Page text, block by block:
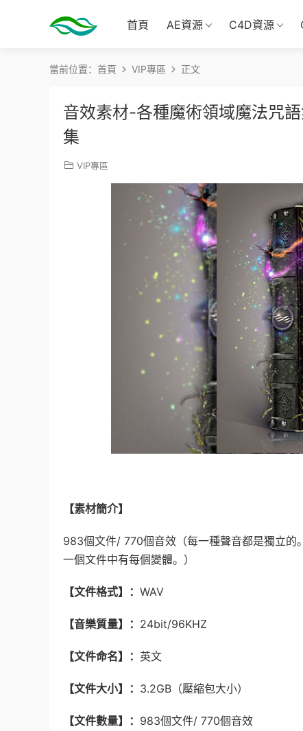
首頁 AE資源 C4D資源
當前位置： 首頁 VIP專區 正文
音效素材-各種魔術領域魔法咒
集
VIP專區
【素材簡介】
983個文件/ 770個音效 （每一種聲音都是獨立
一個文件中有每個變體。）
【文件格式】： WAV
【音樂質量】： 24bit/96KHZ
【文件命名】： 英文
【文件大小】： 3.2GB（壓縮包大小）
【文件數量】： 983個文件/ 770個音效